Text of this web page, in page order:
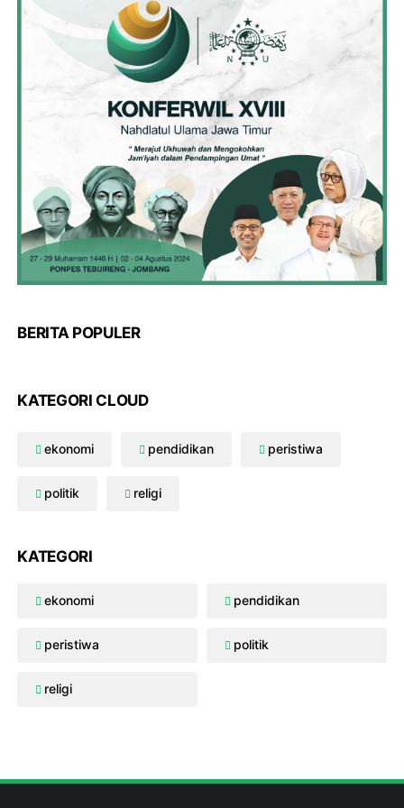
BERITA POPULER
KATEGORI CLOUD
ekonomi pendidikan peristiwa
politik religi
KATEGORI
ekonomi pendidikan
peristiwa politik
religi